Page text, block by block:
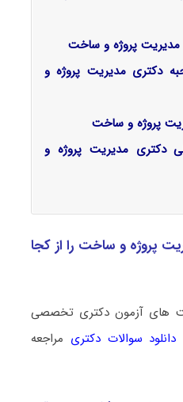
مدیریت پروژه و ساخت
دکتری مدیریت پروژه و
پروژه و ساخت
دکتری مدیریت پروژه و
پروژه و ساخت را از کجا
های آزمون دکتری تخصصی
دانلود سوالات دکتری مراجعه